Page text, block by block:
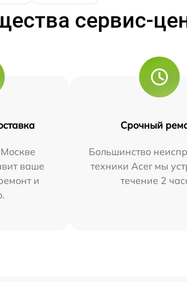
сервис-
ваше
и
Срочный
Большинство
техники Acer мы
течение 2